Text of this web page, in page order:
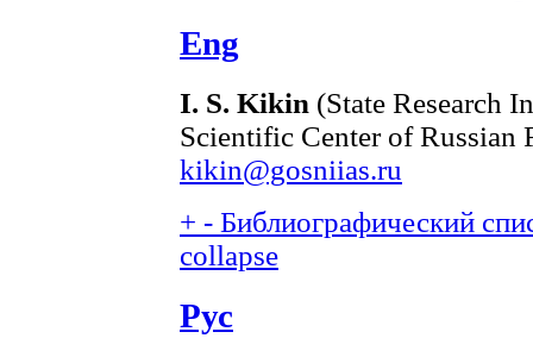
Eng
I. S. Kikin (State Research
Scientific Center of Russian
kikin@gosniias.ru
+ - Библиографический
collapse
Рус